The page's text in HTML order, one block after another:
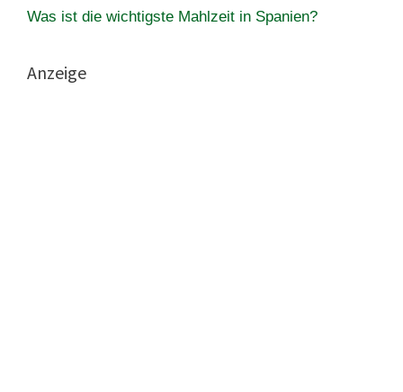
Was ist die wichtigste Mahlzeit in Spanien?
Anzeige